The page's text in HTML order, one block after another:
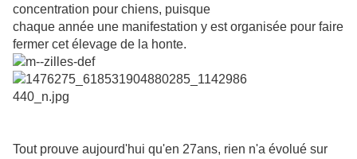
concentration pour chiens, puisque
chaque année une manifestation y est organisée pour faire
fermer cet élevage de la honte.
Tout prouve aujourd'hui qu'en 27ans, rien n'a évolué sur